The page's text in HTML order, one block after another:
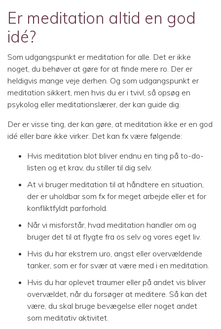
Er meditation altid en god
idé?
Som udgangspunkt er meditation for alle. Det er ikke
noget, du behøver at gøre for at finde mere ro. Der er
heldigvis mange veje derhen. Og som udgangspunkt er
meditation sikkert, men hvis du er i tvivl, så opsøg en
psykolog eller meditationslærer, der kan guide dig.
Der er visse ting, der kan gøre, at meditation ikke er en god
idé eller bare ikke virker. Det kan fx være følgende:
Hvis meditation blot bliver endnu en ting på to-do-
listen og et krav, du stiller til dig selv.
At vi bruger meditation til at håndtere en situation,
der er uholdbar som fx for meget arbejde eller et for
konfliktfyldt parforhold.
Når vi misforstår, hvad meditation handler om og
bruger det til at flygte fra os selv og vores eget liv.
Hvis du har ekstrem uro, angst eller overvældende
tanker, som er for svær at være med i en meditation.
Hvis du har oplevet traumer eller på andet vis bliver
overvældet, når du forsøger at meditere. Så kan det
være, du skal bruge bevægelse eller noget andet
som meditativ aktivitet.